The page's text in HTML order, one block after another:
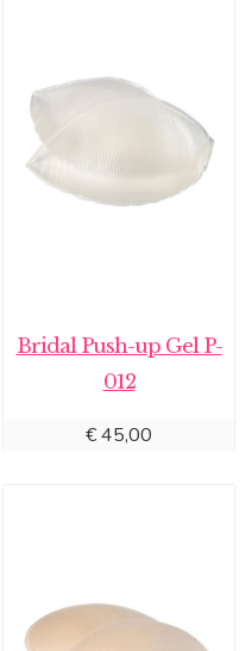
Bridal Push-up Gel P-
012
€45,00